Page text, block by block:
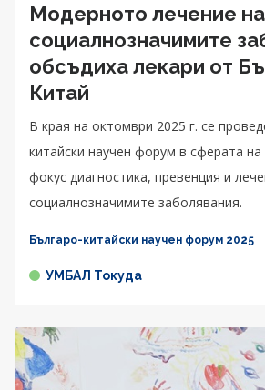
Модерното лечение на
социалнозначимите
обсъдиха лекари от
Китай
В края на октомври 2025 г. се
китайски научен форум в сферата
фокус диагностика, превенция и
социалнозначимите заболявания.
Българо-китайски научен форум 2025
УМБАЛ Токуда